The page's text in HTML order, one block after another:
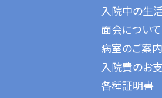
入院中の生
面会について
病室のご案内
入院費のお
各種証明書